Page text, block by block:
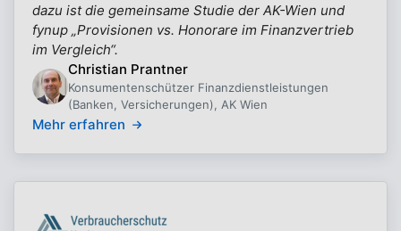
dazu ist die gemeinsame Studie der AK-Wien und
fynup „Provisionen vs. Honorare im Finanzvertrieb
im Vergleich“.
Christian Prantner
Konsumentenschützer Finanzdienstleistungen
(Banken, Versicherungen), AK Wien
Mehr erfahren